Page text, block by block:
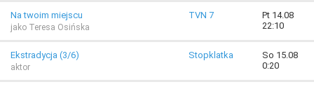
Na twoim miejscu
jako Teresa Osińska
TVN 7
Pt 14.08
22:10
Ekstradycja (3/6)
aktor
Stopklatka
So 15.08
0:20